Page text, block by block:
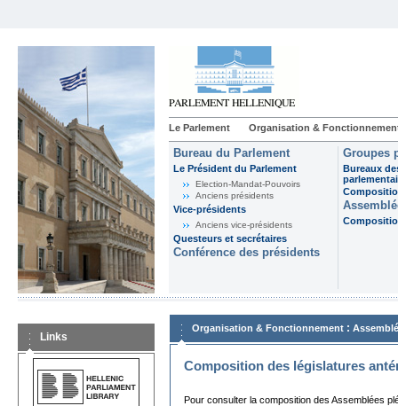
Le Parlement Organisation &
Bureau du Parlement
Le Président du Parlement
Election-Mandat-Pouvoirs
Anciens présidents
Vice-présidents
Anciens vice-présidents
Questeurs et secrétaires
Conférence des présidents
Groupes
Bureaux
Links
Organisation & Fonctionnement :
Composition des législatures
Pour consulter la composition des Assemblées